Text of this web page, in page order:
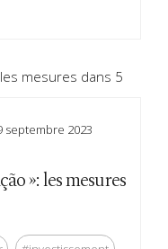
septembre 2023
»: les mesures